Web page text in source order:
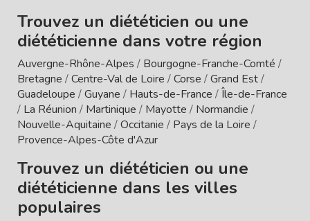
Trouvez un diététicien ou une
diététicienne dans votre région
Auvergne-Rhône-Alpes / Bourgogne-Franche-Comté /
Bretagne /Centre-Val de Loire /Corse /Grand Est/
Guadeloupe /Guyane / Hauts-de-France /Île-de-France
/ La Réunion / Martinique / Mayotte / Normandie /
Nouvelle-Aquitaine /Occitanie / Pays de la Loire /
Provence-Alpes-Côte d'Azur
Trouvez un diététicien ou une
diététicienne dans les villes
populaires